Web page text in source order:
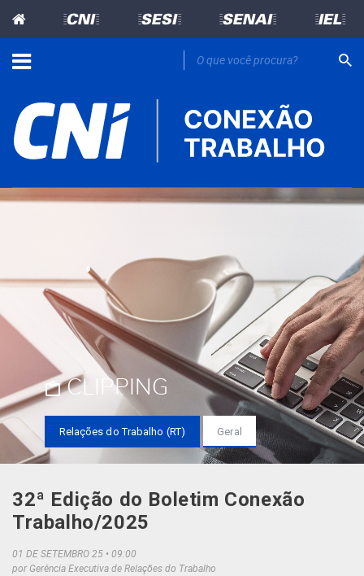
=CNI= =SESI= =SENAI= =IEL=
CLIPPING
Relações do Trabalho (RT) Geral
32ª Edição do Boletim Conexão
Trabalho/2025
01 DE SETEMBRO 25
09:00
por Gerência Executiva de Relações do Trabalho